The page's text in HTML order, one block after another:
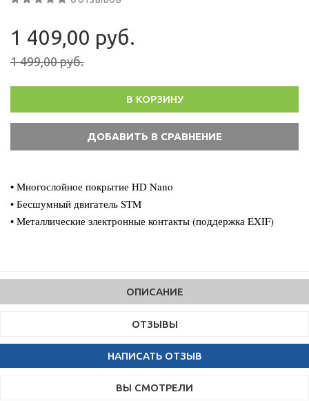
1 409,00 руб.
1 499,00 руб.
В КОРЗИНУ
• Многослойное покрытие HD Nano
• Бесшумный двигатель STM
• Металлические электронные контакты (поддержка EXIF)
ОПИСАНИЕ
ОТЗЫВЫ
НАПИСАТЬ ОТЗЫВ
ВЫ СМОТРЕЛИ